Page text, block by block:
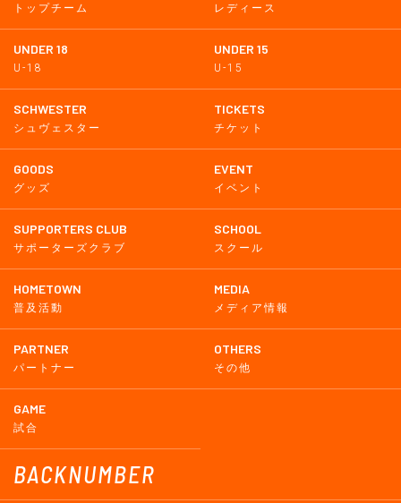
トップチーム レディース
UNDER 18
U-18
UNDER 15
U-15
SCHWESTER
シュヴェスター
TICKETS
チケット
GOODS
グッズ
EVENT
イベント
SUPPORTERS CLUB
サポーターズクラブ
SCHOOL
スクール
HOMETOWN
普及活動
MEDIA
メディア情報
PARTNER
パートナー
OTHERS
その他
GAME
試合
BACKNUMBER